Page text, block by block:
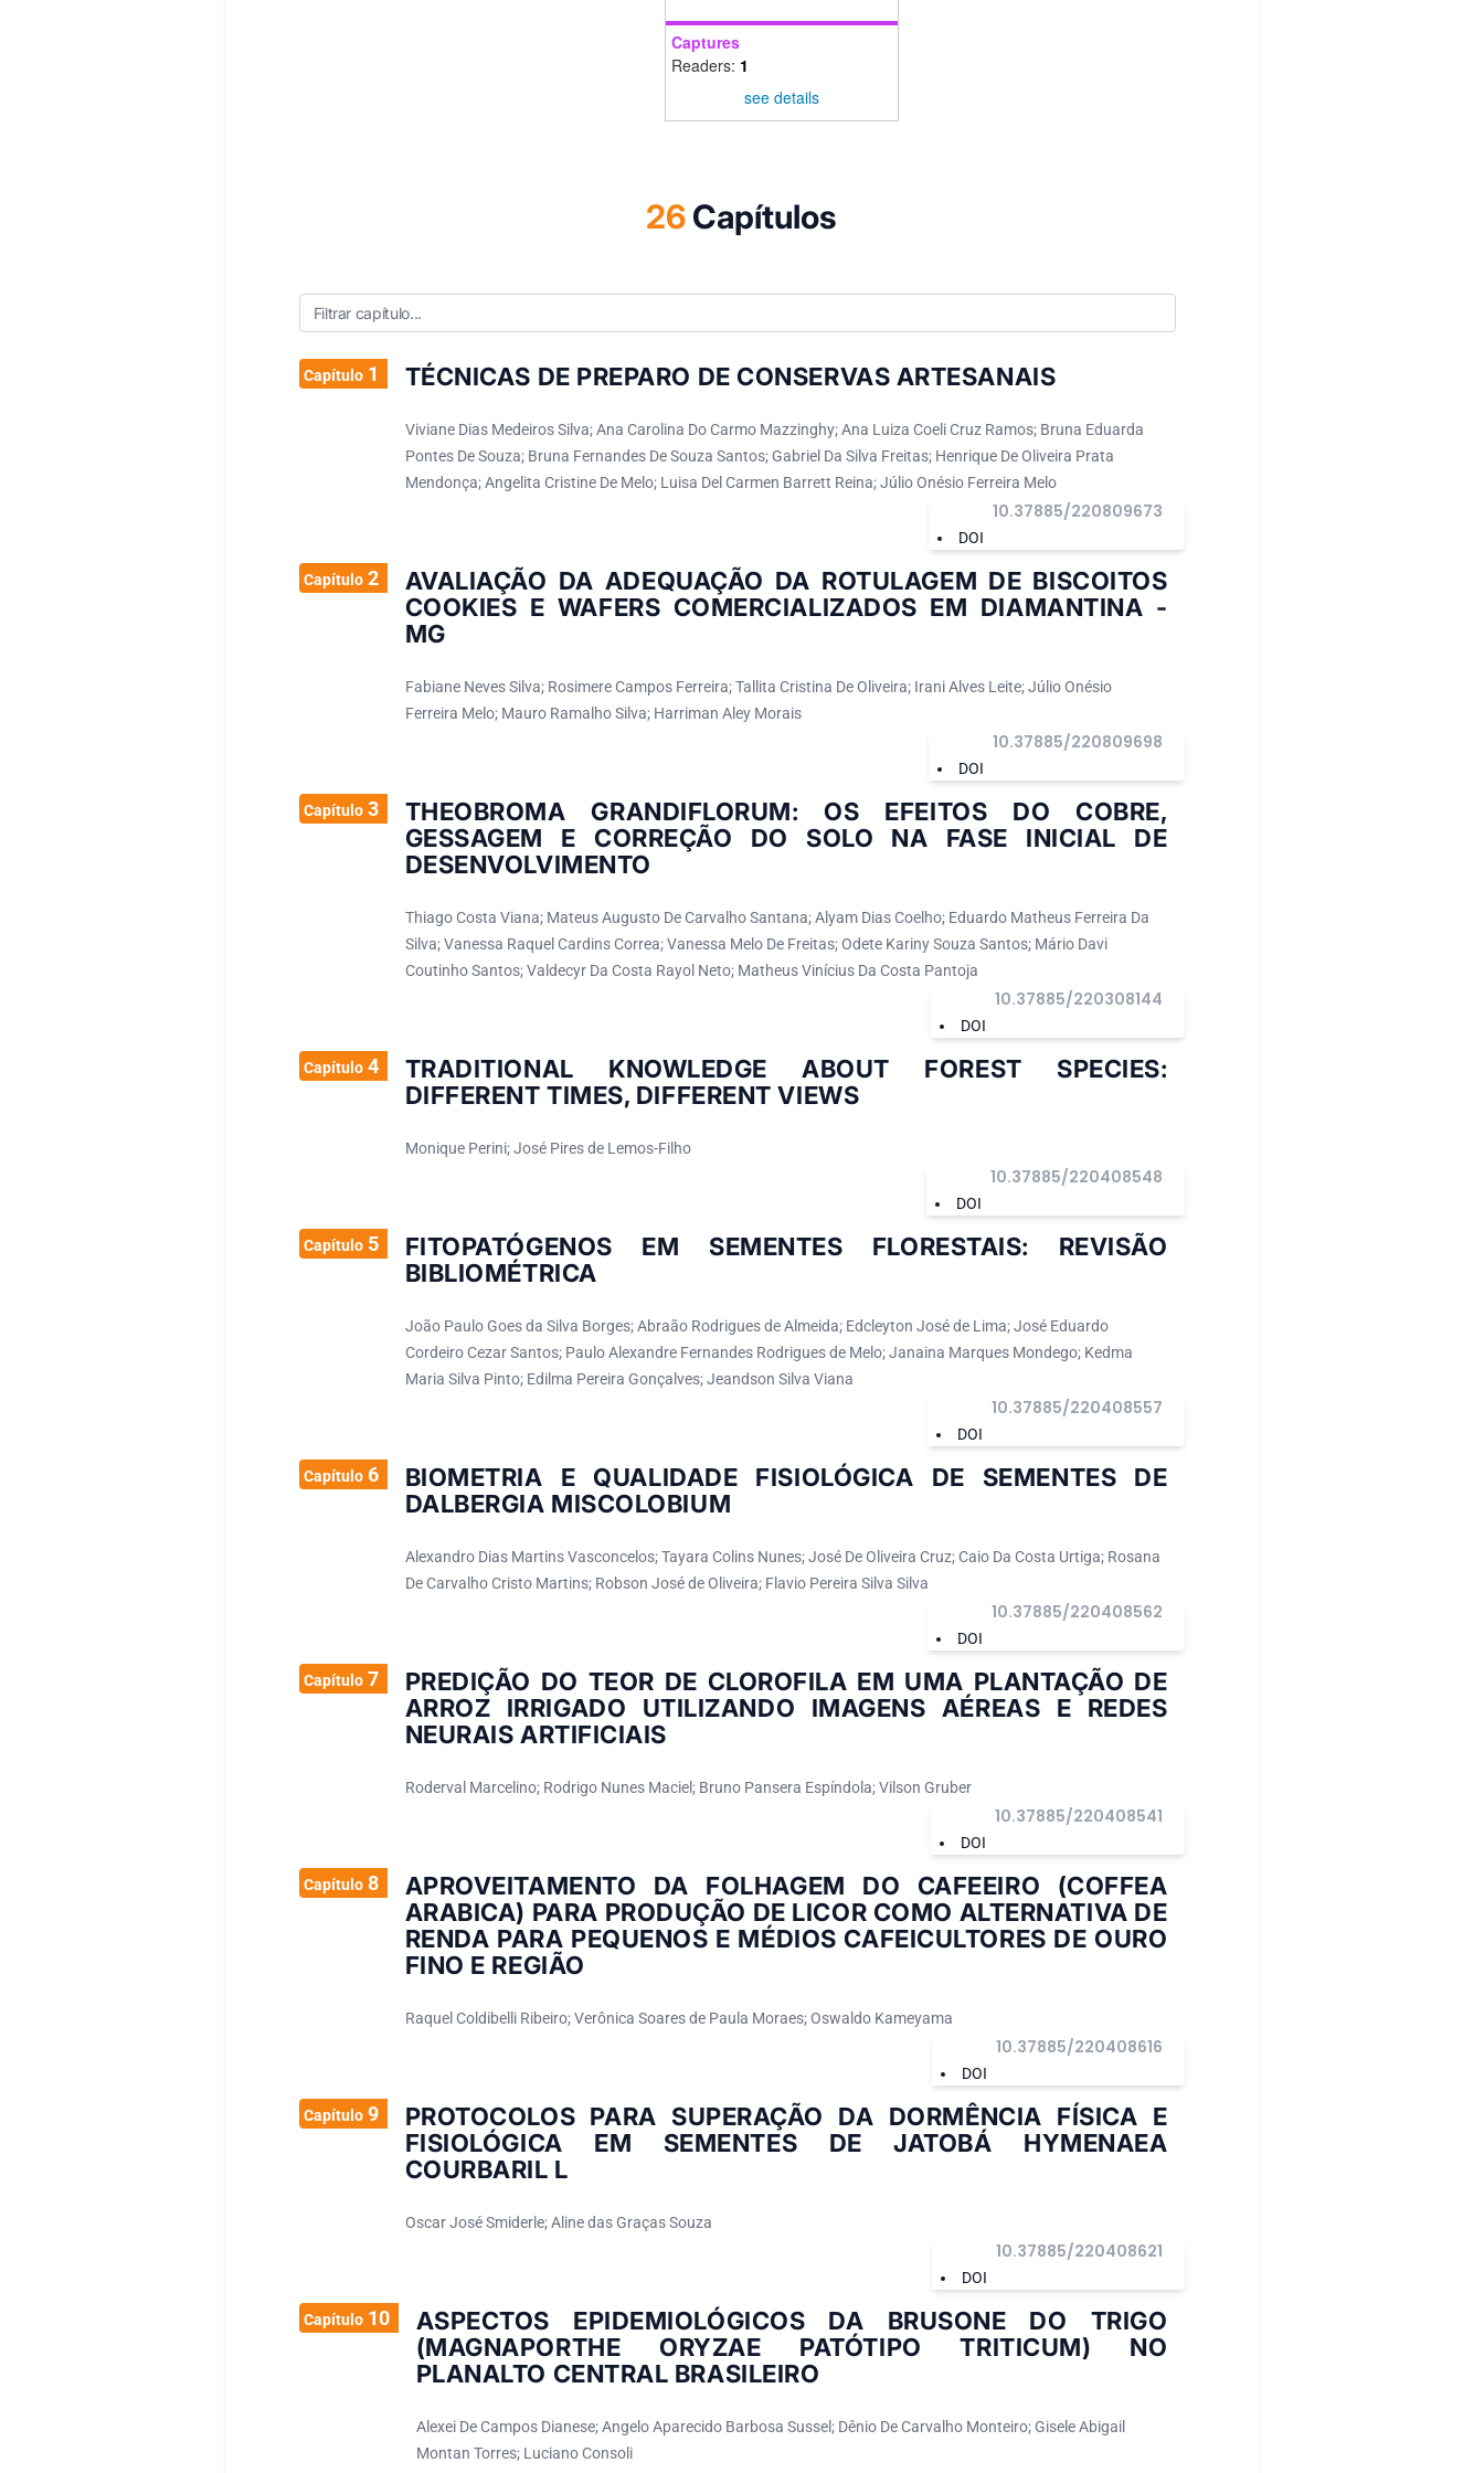
Captures
Readers: 1
see details
26Capítulos
Capítulo1 TÉCNICAS DE PREPARO DE CONSERVAS ARTESANAIS
Viviane Dias Medeiros Silva; Ana Carolina Do Carmo Mazzinghy; Ana Luiza Coeli Cruz Ramos; Bruna Eduarda
Pontes De Souza; Bruna Fernandes De Souza Santos; Gabriel Da Silva Freitas; Henrique De Oliveira Prata
Mendonça; Angelita Cristine De Melo; Luisa Del Carmen Barrett Reina; Júlio Onésio Ferreira Melo
DOI
10.37885/220809673
Capítulo2
AVALIAÇÃO DA ADEQUAÇÃO DA ROTULAGEM DE BISCOITOS
COOKIES E WAFERS COMERCIALIZADOS EM DIAMANTINA -
MG
Fabiane Neves Silva; Rosimere Campos Ferreira; Tallita Cristina De Oliveira; Irani Alves Leite; Júlio Onésio
Ferreira Melo; Mauro Ramalho Silva; Harriman Aley Morais
DOI
10.37885/220809698
Capítulo3
THEOBROMA GRANDIFLORUM: OS EFEITOS DO COBRE,
GESSAGEM E CORREÇÃO DO SOLO NA FASE INICIAL DE
DESENVOLVIMENTO
Thiago Costa Viana; Mateus Augusto De Carvalho Santana; Alyam Dias Coelho; Eduardo Matheus Ferreira Da
Silva; Vanessa Raquel Cardins Correa; Vanessa Melo De Freitas; Odete Kariny Souza Santos; Mário Davi
Coutinho Santos; Valdecyr Da Costa Rayol Neto; Matheus Vinícius Da Costa Pantoja
DOI
10.37885/220308144
Capítulo4
TRADITIONAL KNOWLEDGE ABOUT FOREST SPECIES:
DIFFERENT TIMES, DIFFERENT VIEWS
Monique Perini; José Pires de Lemos-Filho
DOI
10.37885/220408548
Capítulo5
FITOPATÓGENOS EM SEMENTES FLORESTAIS: REVISÃO
BIBLIOMÉTRICA
João Paulo Goes da Silva Borges; Abraão Rodrigues de Almeida; Edcleyton José de Lima; José Eduardo
Cordeiro Cezar Santos; Paulo Alexandre Fernandes Rodrigues de Melo; Janaina Marques Mondego; Kedma
Maria Silva Pinto; Edilma Pereira Gonçalves; Jeandson Silva Viana
DOI
10.37885/220408557
Capítulo6
BIOMETRIA E QUALIDADE FISIOLÓGICA DE SEMENTES DE
DALBERGIA MISCOLOBIUM
Alexandro Dias Martins Vasconcelos; Tayara Colins Nunes; José De Oliveira Cruz; Caio Da Costa Urtiga; Rosana
De Carvalho Cristo Martins; Robson José de Oliveira; Flavio Pereira Silva Silva
DOI
10.37885/220408562
Capítulo7
PREDIÇÃO DO TEOR DE CLOROFILA EM UMA PLANTAÇÃO DE
ARROZ IRRIGADO UTILIZANDO IMAGENS AÉREAS E REDES
NEURAIS ARTIFICIAIS
Roderval Marcelino; Rodrigo Nunes Maciel; Bruno Pansera Espíndola; Vilson Gruber
DOI
10.37885/220408541
Capítulo8
APROVEITAMENTO DA FOLHAGEM DO CAFEEIRO (COFFEA
ARABICA) PARA PRODUÇÃO DE LICOR COMO ALTERNATIVA DE
RENDA PARA PEQUENOS E MÉDIOS CAFEICULTORES DE OURO
FINO E REGIÃO
Raquel Coldibelli Ribeiro; Verônica Soares de Paula Moraes; Oswaldo Kameyama
DOI
10.37885/220408616
Capítulo9
PROTOCOLOS PARA SUPERAÇÃO DA DORMÊNCIA FÍSICA E
FISIOLÓGICA EM SEMENTES DE JATOBÁ HYMENAEA
COURBARIL L
Oscar José Smiderle; Aline das Graças Souza
DOI
10.37885/220408621
Capítulo10
ASPECTOS EPIDEMIOLÓGICOS DA BRUSONE DO TRIGO
(MAGNAPORTHE ORYZAE PATÓTIPO TRITICUM) NO
PLANALTO CENTRAL BRASILEIRO
Alexei De Campos Dianese; Angelo Aparecido Barbosa Sussel; Dênio De Carvalho Monteiro; Gisele Abigail
Montan Torres; Luciano Consoli